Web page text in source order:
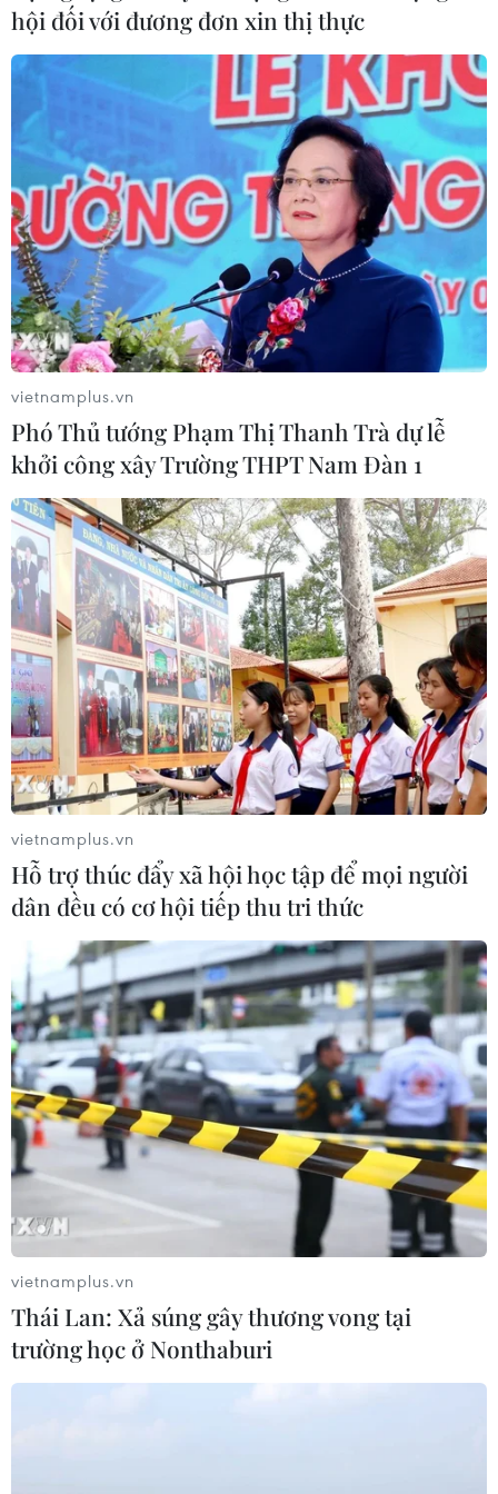
cao nhất kể từ tháng Bảy năm ngoái
07/08/2026 00:05
Chứng khoán Mỹ rời đỉnh khi giá
năng lượng leo thang
06/08/2026 23:58
Thành lập Khu Công nghệ cao tỉnh
Hưng Yên
06/08/2026 23:45
Google Wallet cho phép phụ huynh
thiết lập số dư an toàn của con cái
06/08/2026 23:44
Mỹ kiểm tra gần 500 chiếc Boeing 737
MAX do nguy cơ nứt thân máy bay
06/08/2026 23:31
IMF: Nhật Bản tiếp tục bình thường
hóa chính sách tiền tệ
06/08/2026 23:11
Ngoại giao kinh tế: Kiến tạo hệ sinh
thái đồng hành và thúc đẩy tự chủ
công nghệ
06/08/2026 15:33
Tiêu chí mới phân loại doanh nghiệp
để thực hiện cơ cấu lại vốn nhà nước
06/08/2026 15:08
hội đối với đương đơn xin thị thực
vietnamplus.vn
Phó Thủ tướng Phạm Thị Thanh Trà dự lễ
khởi công xây Trường THPT Nam Đàn 1
vietnamplus.vn
Hỗ trợ thúc đẩy xã hội học tập để mọi người
dân đều có cơ hội tiếp thu tri thức
vietnamplus.vn
Thái Lan: Xả súng gây thương vong tại
trường học ở Nonthaburi